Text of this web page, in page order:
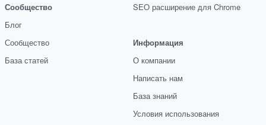
Сообщество
Блог
Сообщество
База статей
SEO расширение для Chrome
Информация
О компании
Написать нам
База знаний
Условия использования